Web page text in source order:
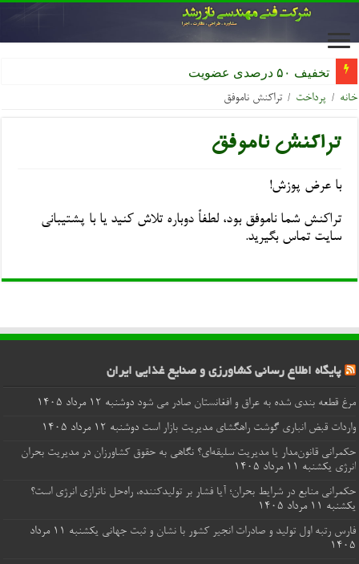
تخفیف ۵۰ درصدی عضویت سازم
خانه / پرداخت / تراکنش ناموفق
تراکنش ناموفق
با عرض پوزش!
تراکنش شما ناموفق بود، لطفاً دوباره تلاش کنید یا با پشتیبانی
سایت تماس بگیرید.
پایگاه اطلاع رسانی کشاورزی و صنایع غذایی ایران
مرغ قطعه‌ بندی شده به عراق و افغانستان صادر می شود دوشنبه ۱۲ مرداد ۱۴۰۵
واردات قبض‌ انباری گوشت راهگشای مدیریت بازار است دوشنبه ۱۲ مرداد ۱۴۰۵
حکمرانی قانون‌مدار یا مدیریت سلیقه‌ای؟ نگاهی به حقوق کشاورزان در مدیریت بحران
انرژی یکشنبه ۱۱ مرداد ۱۴۰۵
حکمرانی منابع در شرایط بحران؛ آیا فشار بر تولیدکننده، راه‌حل ناترازی انرژی است؟
یکشنبه ۱۱ مرداد ۱۴۰۵
فارس رتبه اول تولید و صادرات انجیر کشور با نشان و ثبت جهانی
یکشنبه ۱۱ مرداد
۱۴۰۵